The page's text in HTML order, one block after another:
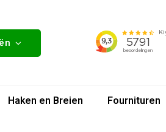
Haken en Breien Fournituren